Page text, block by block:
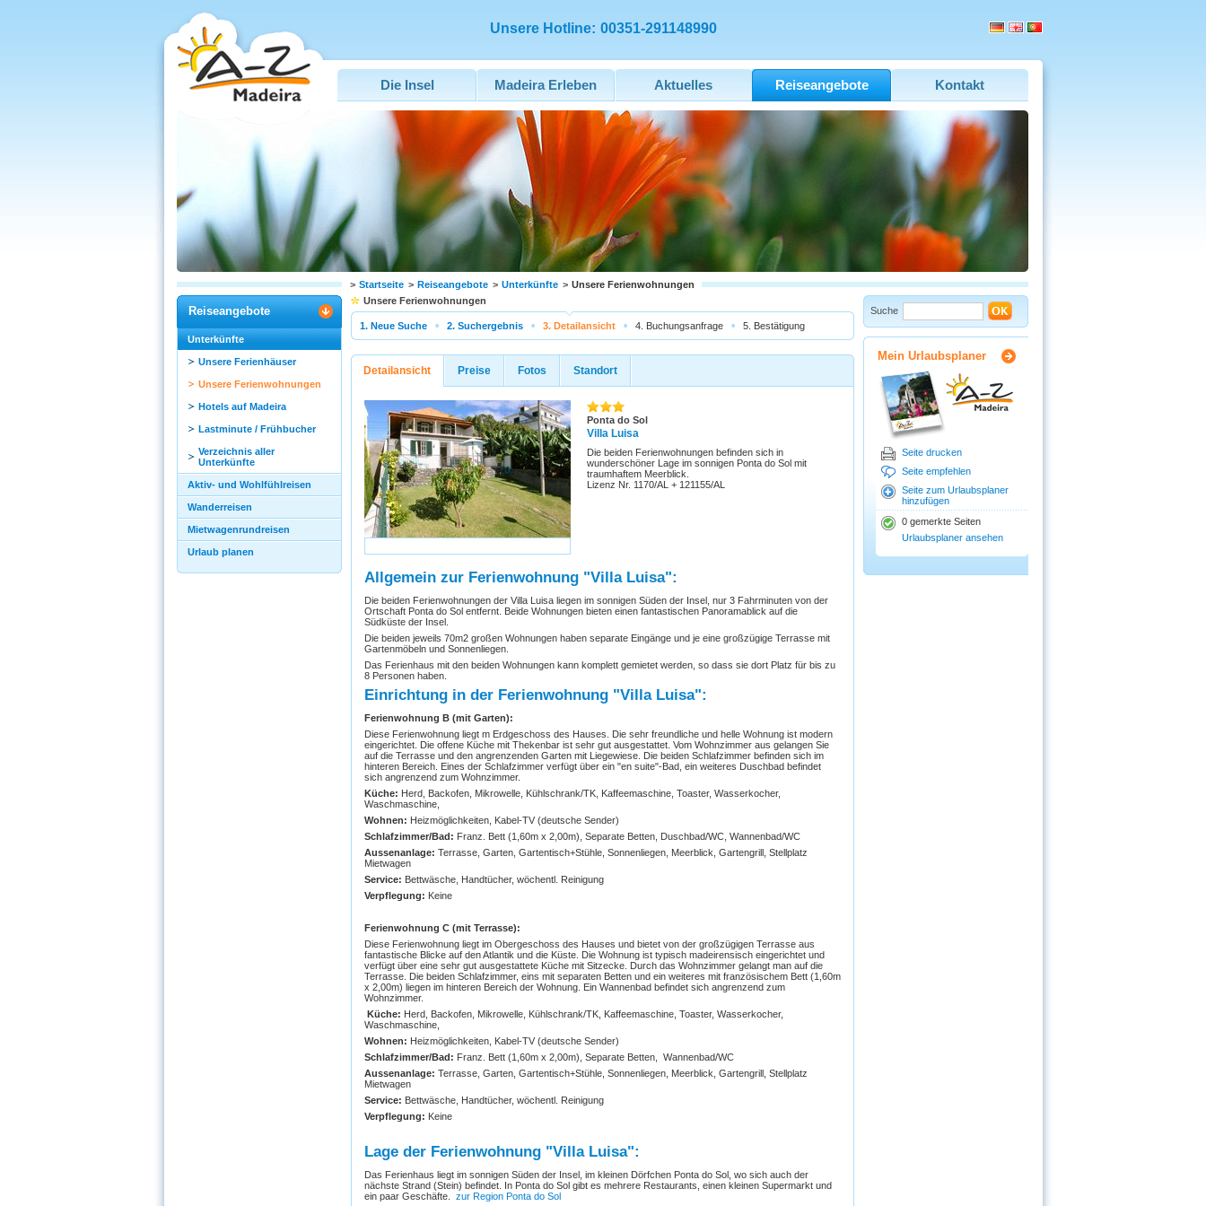
Unsere Hotline: 00351-291148990
Die Insel Madeira Erleben Aktuelles Reiseangebote Kontakt
> Startseite > Reiseangebote > Unterkünfte > Unsere Ferienwohnungen
Reiseangebote
Unterkünfte
Unsere Ferienhäuser
Unsere Ferienwohnungen
Hotels auf Madeira
Lastminute / Frühbucher
Verzeichnis aller
Unterkünfte
Aktiv- und Wohlfühlreisen
Wanderreisen
Mietwagenrundreisen
Urlaub planen
Unsere Ferienwohnungen
1. Neue Suche 2. Suchergebnis 3. Detailansicht 4. Buchungsanfrage 5. Bestätigung
Detailansicht Preise Fotos Standort
Ponta do Sol
Villa Luisa
Die beiden Ferienwohnungen befinden sich in
wunderschöner Lage im sonnigen Ponta do Sol mit
traumhaftem Meerblick.
Lizenz Nr. 1170/AL + 121155/AL
Allgemein zur Ferienwohnung "Villa Luisa":
Die beiden Ferienwohnungen der Villa Luisa liegen im sonnigen Süden der Insel, nur 3 Fahrminuten von der
Ortschaft Ponta do Sol entfernt. Beide Wohnungen bieten einen fantastischen Panoramablick auf die
Südküste der Insel.
Die beiden jeweils 70m2 großen Wohnungen haben separate Eingänge und je eine großzügige Terrasse mit
Gartenmöbeln und Sonnenliegen.
Das Ferienhaus mit den beiden Wohnungen kann komplett gemietet werden, so dass sie dort Platz für bis zu
8 Personen haben.
Einrichtung in der Ferienwohnung "Villa Luisa":
Ferienwohnung B (mit Garten):
Diese Ferienwohnung liegt m Erdgeschoss des Hauses. Die sehr freundliche und helle Wohnung ist modern
eingerichtet. Die offene Küche mit Thekenbar ist sehr gut ausgestattet. Vom Wohnzimmer aus gelangen Sie
auf die Terrasse und den angrenzenden Garten mit Liegewiese. Die beiden Schlafzimmer befinden sich im
hinteren Bereich. Eines der Schlafzimmer verfügt über ein "en suite"-Bad, ein weiteres Duschbad befindet
sich angrenzend zum Wohnzimmer.
Küche: Herd, Backofen, Mikrowelle, Kühlschrank/TK, Kaffeemaschine, Toaster, Wasserkocher,
Waschmaschine,
Wohnen: Heizmöglichkeiten, Kabel-TV (deutsche Sender)
Schlafzimmer/Bad: Franz. Bett (1,60m x 2,00m), Separate Betten, Duschbad/WC, Wannenbad/WC
Aussenanlage: Terrasse, Garten, Gartentisch+Stühle, Sonnenliegen, Meerblick, Gartengrill, Stellplatz
Mietwagen
Service: Bettwäsche, Handtücher, wöchentl. Reinigung
Verpflegung: Keine
Ferienwohnung C (mit Terrasse):
Diese Ferienwohnung liegt im Obergeschoss des Hauses und bietet von der großzügigen Terrasse aus
fantastische Blicke auf den Atlantik und die Küste. Die Wohnung ist typisch madeirensisch eingerichtet und
verfügt über eine sehr gut ausgestattete Küche mit Sitzecke. Durch das Wohnzimmer gelangt man auf die
Terrasse. Die beiden Schlafzimmer, eins mit separaten Betten und ein weiteres mit französischem Bett (1,60m
x 2,00m) liegen im hinteren Bereich der Wohnung. Ein Wannenbad befindet sich angrenzend zum
Wohnzimmer.
Küche: Herd, Backofen, Mikrowelle, Kühlschrank/TK, Kaffeemaschine, Toaster, Wasserkocher,
Waschmaschine,
Wohnen: Heizmöglichkeiten, Kabel-TV (deutsche Sender)
Schlafzimmer/Bad: Franz. Bett (1,60m x 2,00m), Separate Betten, Wannenbad/WC
Aussenanlage: Terrasse, Garten, Gartentisch+Stühle, Sonnenliegen, Meerblick, Gartengrill, Stellplatz
Mietwagen
Service: Bettwäsche, Handtücher, wöchentl. Reinigung
Verpflegung: Keine
Lage der Ferienwohnung "Villa Luisa":
Das Ferienhaus liegt im sonnigen Süden der Insel, im kleinen Dörfchen Ponta do Sol, wo sich auch der
nächste Strand (Stein) befindet. In Ponta do Sol gibt es mehrere Restaurants, einen kleinen Supermarkt und
ein paar Geschäfte. zur Region Ponta do Sol
Suche
Mein Urlaubsplaner
Seite drucken
Seite empfehlen
Seite zum Urlaubsplaner
hinzufügen
0 gemerkte Seiten
Urlaubsplaner ansehen